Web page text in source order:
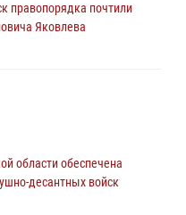
правопорядка почтили
Яковлева
оружия не
области обеспечена
десантных войск